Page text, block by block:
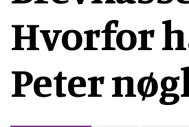
Hvorfor
Peter